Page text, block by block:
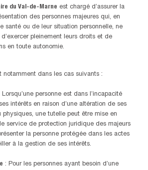
du Val-de-Marne est chargé d’assurer la
des personnes majeures qui, en
santé ou de leur situation personnelle, ne
pleinement leurs droits et de
en toute autonomie.
notamment dans les cas suivants :
Lorsqu’une personne est dans l’incapacité
intérêts en raison d’une altération de ses
physiques, une tutelle peut être mise en
service de protection juridique des majeurs
la personne protégée dans les actes
à la gestion de ses intérêts.
: Pour les personnes ayant besoin d’une